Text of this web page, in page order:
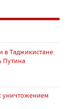
в Таджикистане:
Путина
уничтожением